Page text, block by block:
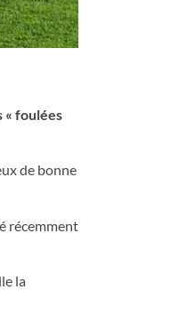
« foulées
de bonne
récemment
la